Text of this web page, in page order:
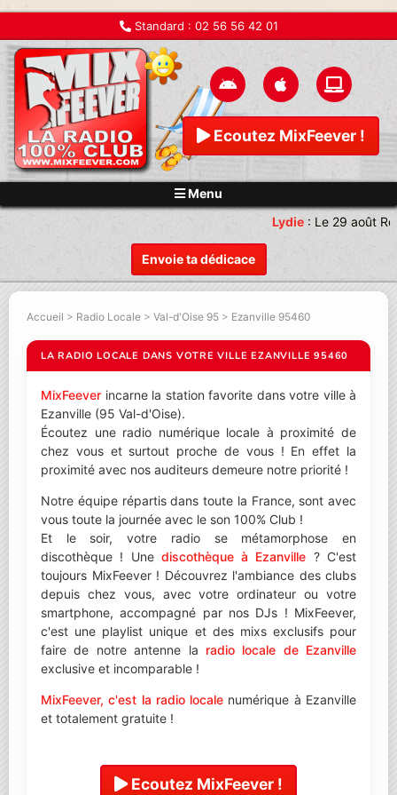
Standard : 02 56 56 42 01
Ecoutez MixFeever !
Menu
Envoie ta dédicace
Lydie:Le 29 août
Accueil > Radio Locale > Val-d'Oise 95 > Ezanville 95460
LA RADIO LOCALE DANS VOTRE VILLE EZANVILLE 95460
MixFeever incarne la station favorite dans votre ville à
Ezanville (95 Val-d'Oise).
Écoutez une radio numérique locale à proximité de
chez vous et surtout proche de vous ! En effet la
proximité avec nos auditeurs demeure notre priorité !
Notre équipe répartis dans toute la France, sont avec
vous toute la journée avec le son 100% Club !
Et le soir, votre radio se métamorphose en
discothèque ! Une discothèque à Ezanville ? C'est
toujours MixFeever ! Découvrez l'ambiance des clubs
depuis chez vous, avec votre ordinateur ou votre
smartphone, accompagné par nos DJs ! MixFeever,
c'est une playlist unique et des mixs exclusifs pour
faire de notre antenne la radio locale de Ezanville
exclusive et incomparable !
MixFeever, c'est la radio locale numérique à Ezanville
et totalement gratuite !
Ecoutez MixFeever !